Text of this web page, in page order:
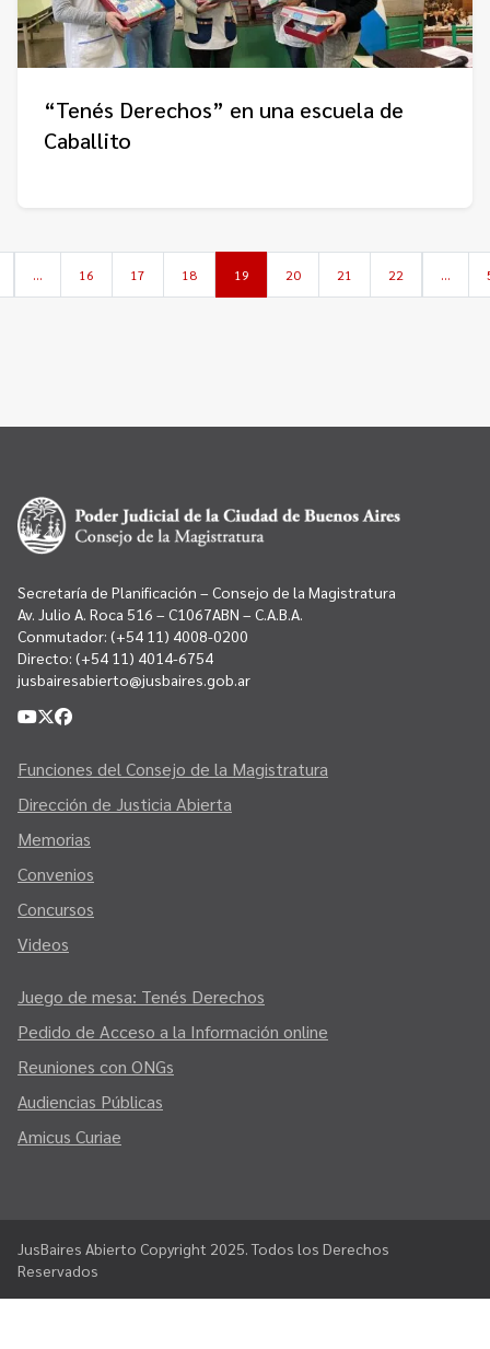
“Tenés Derechos” en una escuela de
Caballito
… 16 17 18 19 20 21 22 …
Secretaría de Planificación – Consejo de la Magistratura
Av. Julio A. Roca 516 – C1067ABN – C.A.B.A.
Conmutador: (+54 11) 4008-0200
Directo: (+54 11) 4014-6754
jusbairesabierto@jusbaires.gob.ar
Funciones del Consejo de la Magistratura
Dirección de Justicia Abierta
Memorias
Convenios
Concursos
Videos
Juego de mesa: Tenés Derechos
Pedido de Acceso a la Información online
Reuniones con ONGs
Audiencias Públicas
Amicus Curiae
JusBaires Abierto Copyright 2025. Todos los Derechos
Reservados